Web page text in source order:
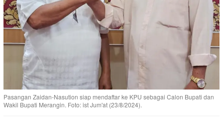
Pasangan Zaidan-Nasution siap mendaftar ke KPU sebagai Calon Bupati dan
Wakil Bupati Merangin. Foto: ist Jum'at (23/8/2024).